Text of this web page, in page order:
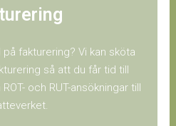
fakturering? Vi kan sköta
så att du får tid till
och RUT-ansökningar till